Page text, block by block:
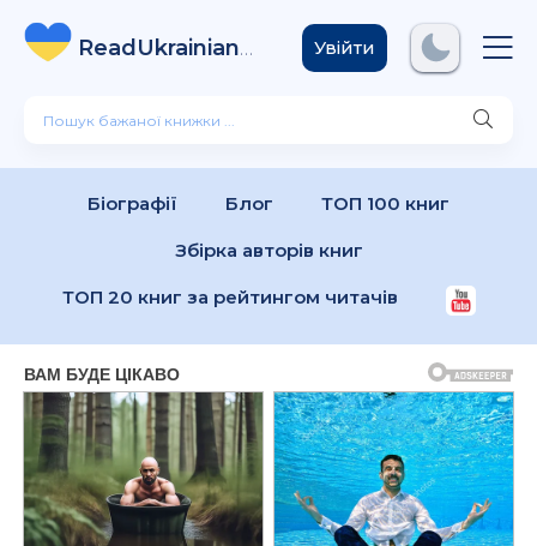
ReadUkrainian
Books .com
Увійти
Біографії Блог ТОП 100 книг
Збірка авторів книг
ТОП 20 книг за рейтингом читачів